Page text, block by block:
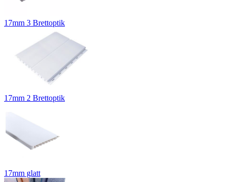
17mm 3 Brettoptik
17mm 2 Brettoptik
17mm glatt